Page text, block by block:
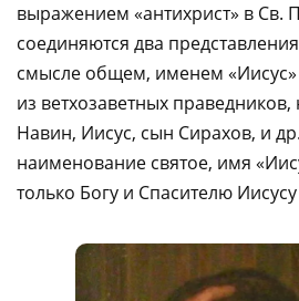
выражением «антихрист» в Св.
соединяются два
смысле общем, именем
из ветхозаветных
Навин, Иисус, сын Сирахов, и
наименование святое, имя
только Богу и Спасителю Иисусу